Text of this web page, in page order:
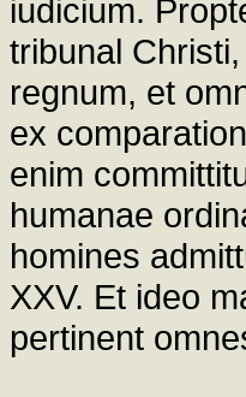
iudicium.
tribunal
regnum, et
ex
enim
humanae
homines
XXV. Et ideo
pertinent